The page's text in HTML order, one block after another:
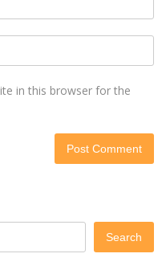
in this browser for the
Search